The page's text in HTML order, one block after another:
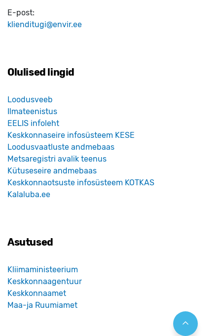
E-post:
klienditugi@envir.ee
Olulised lingid
Loodusveeb
Ilmateenistus
EELIS infoleht
Keskkonnaseire infosüsteem KESE
Loodusvaatluste andmebaas
Metsaregistri avalik teenus
Kütuseseire andmebaas
Keskkonnaotsuste infosüsteem KOTKAS
Kalaluba.ee
Asutused
Kliimaministeerium
Keskkonnaagentuur
Keskkonnaamet
Maa-ja Ruumiamet